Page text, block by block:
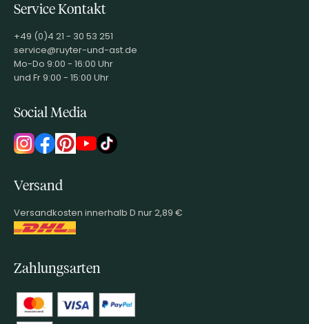
Service Kontakt
+49 (0)4 21 - 30 53 251
service@ruyter-und-ast.de
Mo-Do 9:00 - 16:00 Uhr
und Fr 9:00 - 15:00 Uhr
Social Media
Versand
Versandkosten innerhalb D nur 2,89 €
Zahlungsarten